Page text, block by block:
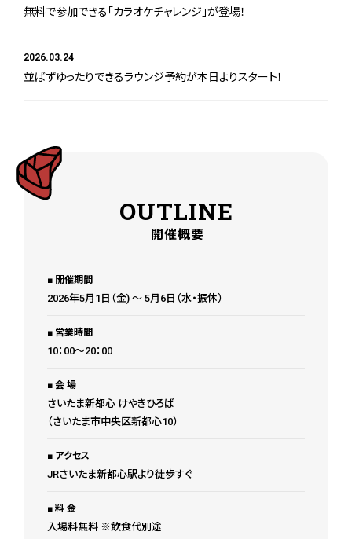
無料で参加できる「カラオケチャレンジ」が登場！
2026.03.24
並ばずゆったりできるラウンジ予約が本日よりスタート！
OUTLINE
開催概要
開催期間
2026年5月1日（金) 〜 5月6日（水・振休）
営業時間
10：00〜20：00
会 場
さいたま新都心 けやきひろば
（さいたま市中央区新都⼼10）
アクセス
JRさいたま新都心駅より徒歩すぐ
料 金
入場料無料 ※飲食代別途